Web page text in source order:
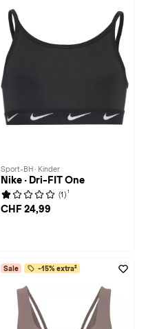
Sport-BH · Kinder
Nike · Dri-FIT One
(1) 1
CHF 24,99
Sale -15% extra²